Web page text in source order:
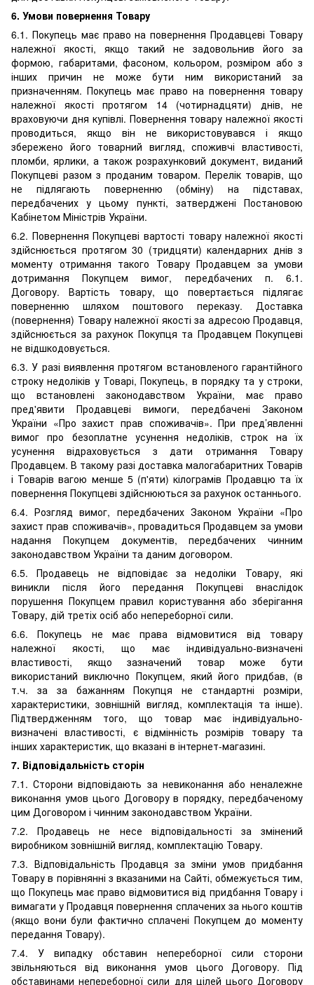
6. Умови повернення Товару
6.1. Покупець має право на повернення Продавцеві Товару
належної якості, якщо такий не задовольнив його за
формою, габаритами, фасоном, кольором, розміром або з
інших причин не може бути ним використаний за
призначенням. Покупець має право на повернення товару
належної якості протягом 14 (чотирнадцяти) днів, не
враховуючи дня купівлі. Повернення товару належної якості
проводиться, якщо він не використовувався і якщо
збережено його товарний вигляд, споживчі властивості,
пломби, ярлики, а також розрахунковий документ, виданий
Покупцеві разом з проданим товаром. Перелік товарів, що
не підлягають поверненню (обміну) на підставах,
передбачених у цьому пункті, затверджені Постановою
Кабінетом Міністрів України.
6.2. Повернення Покупцеві вартості товару належної якості
здійснюється протягом 30 (тридцяти) календарних днів з
моменту отримання такого Товару Продавцем за умови
дотримання Покупцем вимог, передбачених п. 6.1.
Договору. Вартість товару, що повертається підлягає
поверненню шляхом поштового переказу. Доставка
(повернення) Товару належної якості за адресою Продавця,
здійснюється за рахунок Покупця та Продавцем Покупцеві
не відшкодовується.
6.3. У разі виявлення протягом встановленого гарантійного
строку недоліків у Товарі, Покупець, в порядку та у строки,
що встановлені законодавством України, має право
пред'явити Продавцеві вимоги, передбачені Законом
України «Про захист прав споживачів». При пред’явленні
вимог про безоплатне усунення недоліків, строк на їх
усунення відраховується з дати отримання Товару
Продавцем. В такому разі доставка малогабаритних Товарів
і Товарів вагою менше 5 (п'яти) кілограмів Продавцю та їх
повернення Покупцеві здійснюються за рахунок останнього.
6.4. Розгляд вимог, передбачених Законом України «Про
захист прав споживачів», провадиться Продавцем за умови
надання Покупцем документів, передбачених чинним
законодавством України та даним договором.
6.5. Продавець не відповідає за недоліки Товару, які
виникли після його передання Покупцеві внаслідок
порушення Покупцем правил користування або зберігання
Товару, дій третіх осіб або непереборної сили.
6.6. Покупець не має права відмовитися від товару
належної якості, що має індивідуально-визначені
властивості, якщо зазначений товар може бути
використаний виключно Покупцем, який його придбав, (в
т.ч. за за бажанням Покупця не стандартні розміри,
характеристики, зовнішній вигляд, комплектація та інше).
Підтвердженням того, що товар має індивідуально-
визначені властивості, є відмінність розмірів товару та
інших характеристик, що вказані в інтернет-магазині.
7. Відповідальність сторін
7.1. Сторони відповідають за невиконання або неналежне
виконання умов цього Договору в порядку, передбаченому
цим Договором і чинним законодавством України.
7.2. Продавець не несе відповідальності за змінений
виробником зовнішній вигляд, комплектацію Товару.
7.3. Відповідальність Продавця за зміни умов придбання
Товару в порівнянні з вказаними на Сайті, обмежується тим,
що Покупець має право відмовитися від придбання Товару і
вимагати у Продавця повернення сплачених за нього коштів
(якщо вони були фактично сплачені Покупцем до моменту
передання Товару).
7.4. У випадку обставин непереборної сили сторони
звільняються від виконання умов цього Договору. Під
обставинами непереборної сили для цілей цього Договору